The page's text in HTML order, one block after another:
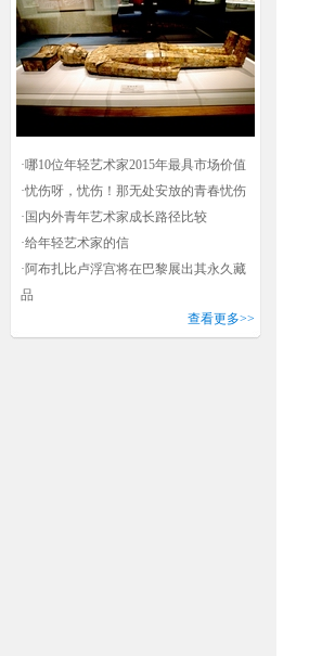
·哪10位年轻艺术家2015年最具市场价值
·忧伤呀，忧伤！那无处安放的青春忧伤
· 国内外青年艺术家成长路径比较
·给年轻艺术家的信
·阿布扎比卢浮宫将在巴黎展出其永久藏
品
查看更多>>